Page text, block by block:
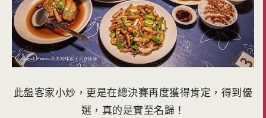
此盤客家小炒，更是在總決賽再度獲得肯定，得到優
選，真的是實至名歸！